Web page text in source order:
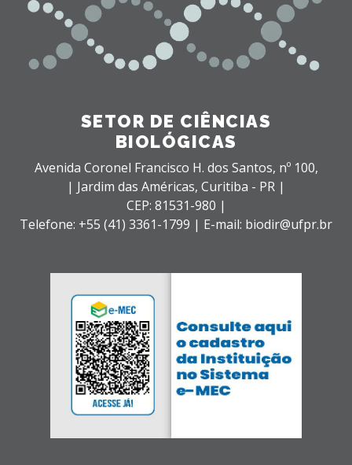
SETOR DE CIÊNCIAS
BIOLÓGICAS
Avenida Coronel Francisco H. dos Santos, nº 100,
| Jardim das Américas, Curitiba - PR |
CEP: 81531-980 |
Telefone: +55 (41) 3361-1799 | E-mail: biodir@ufpr.br